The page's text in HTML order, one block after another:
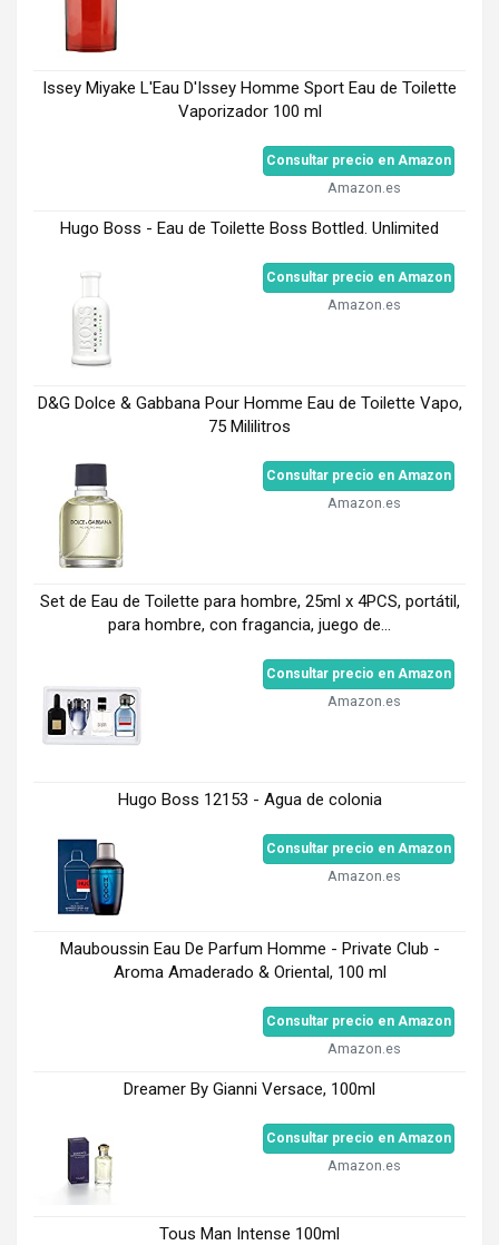
Issey Miyake L'Eau D'Issey Homme Sport Eau de Toilette
Vaporizador 100 ml
Consultar precio en Amazon
Amazon.es
Hugo Boss - Eau de Toilette Boss Bottled. Unlimited
Consultar precio en Amazon
Amazon.es
D&G Dolce & Gabbana Pour Homme Eau de Toilette Vapo,
75 Mililitros
Consultar precio en Amazon
Amazon.es
Set de Eau de Toilette para hombre, 25ml x 4PCS, portátil,
para hombre, con fragancia, juego de...
Consultar precio en Amazon
Amazon.es
Hugo Boss 12153 - Agua de colonia
Consultar precio en Amazon
Amazon.es
Mauboussin Eau De Parfum Homme - Private Club -
Aroma Amaderado & Oriental, 100 ml
Consultar precio en Amazon
Amazon.es
Dreamer By Gianni Versace, 100ml
Consultar precio en Amazon
Amazon.es
Tous Man Intense 100ml